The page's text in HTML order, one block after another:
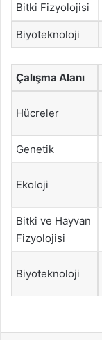
Bitki Fizyolojisi
Biyoteknoloji
Çalışma Alanı
Hücreler
Genetik
Ekoloji
Bitki ve Hayvan
Fizyolojisi
Biyoteknoloji